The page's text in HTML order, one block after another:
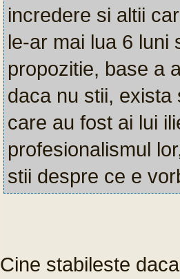
incredere si altii
le-ar mai lua 6 luni
propozitie, base a
daca nu stii,
care au fost ai lui
profesionalismul
stii despre ce e
Cine stabileste